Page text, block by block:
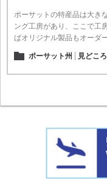
ポーサットの特産品は大き
ング工房があり、ここで工
ばオリジナル製品もオーダ
ポーサット州 見どころ